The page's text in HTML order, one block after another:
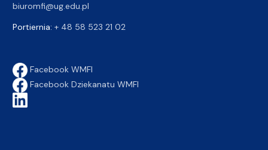
biuromfi@ug.edu.pl
Portiernia: + 48 58 523 21 02
Facebook WMFI
Facebook Dziekanatu WMFI